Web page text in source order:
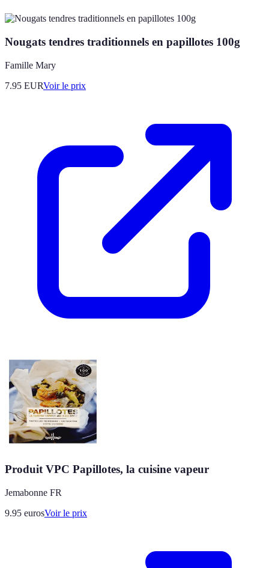
Nougats tendres traditionnels en papillotes 100g
Famille Mary
7.95 EURVoir le prix
Produit VPC Papillotes, la cuisine vapeur
Jemabonne FR
9.95 eurosVoir le prix